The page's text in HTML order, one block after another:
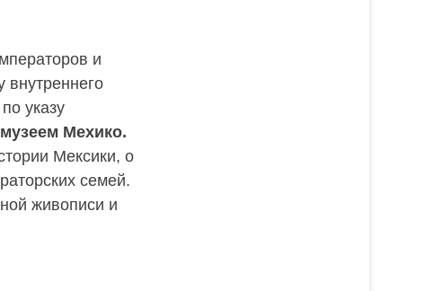
и
внутреннего
указу
музеем Мехико.
Мексики, о
семей.
живописи и